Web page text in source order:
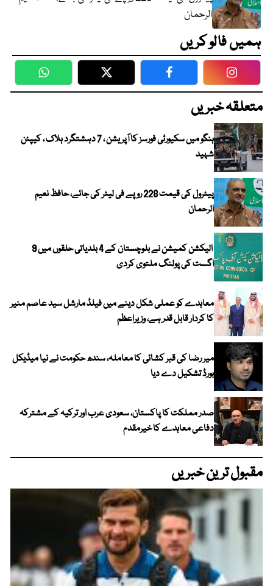
الرحمان
ہمیں فالو کریں
WhatsApp Twitter Facebook
متعلقہ خبریں
ہنگو میں سکیورٹی فورسز کا آپریشن ، 7 دہشتگرد ہلاک ، کیپٹن
شہید
پیٹرول کی قیمت 228 روپے فی لیٹر کی جائے، حافظ نعیم
الرحمان
الیکشن کمیشن نے بلوچستان کے 4 بلدیاتی حلقوں میں 9
اگست کی پولنگ ملتوی کردی
معاہدے کو عملی شکل دینے میں فیلڈ مارشل سید عاصم منیر
کا کردار قابل قدر ہے، وزیراعظم
میر رضا کی قبر کشائی کا معاملہ، سندھ حکومت نے نیا میڈیکل
بورڈ تشکیل دے دیا
صدر مملکت کا پاکستان، سعودی عرب اور ترکیہ کے مشترکہ
دفاعی معاہدے کا خیرمقدم
مقبول ترین خبریں